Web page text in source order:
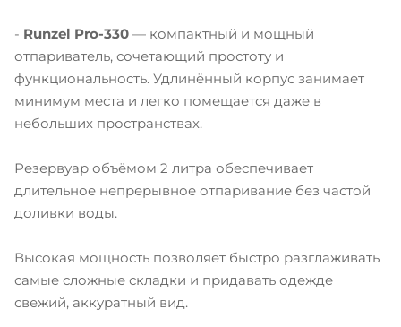
- Runzel Pro-330 — компактный и мощный
отпариватель, сочетающий простоту и
функциональность. Удлинённый корпус занимает
минимум места и легко помещается даже в
небольших пространствах.
Резервуар объёмом 2 литра обеспечивает
длительное непрерывное отпаривание без частой
доливки воды.
Высокая мощность позволяет быстро разглаживать
самые сложные складки и придавать одежде
свежий, аккуратный вид.